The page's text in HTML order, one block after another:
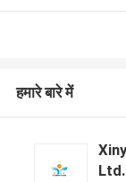
हमारे बारे में
Ltd.